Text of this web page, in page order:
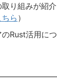
り組みが紹介
ちら ）
Rust活用につ